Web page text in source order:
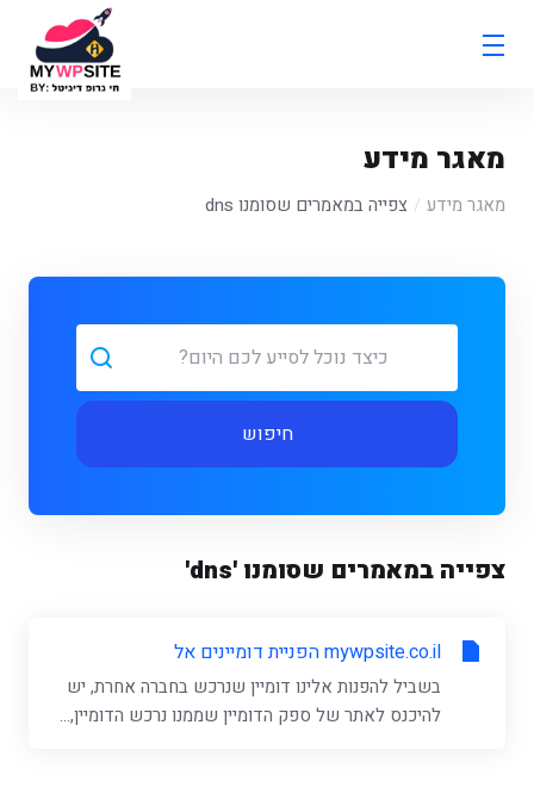
מאגר מידע
מאגר מידע צפייה במאמרים שסומנו dns
חיפוש
צפייה במאמרים שסומנו 'dns'
mywpsite.co.il הפניית דומיינים אל
בשביל להפנות אלינו דומיין שנרכש בחברה אחרת, יש
להיכנס לאתר של ספק הדומיין שממנו נרכש הדומיין,...